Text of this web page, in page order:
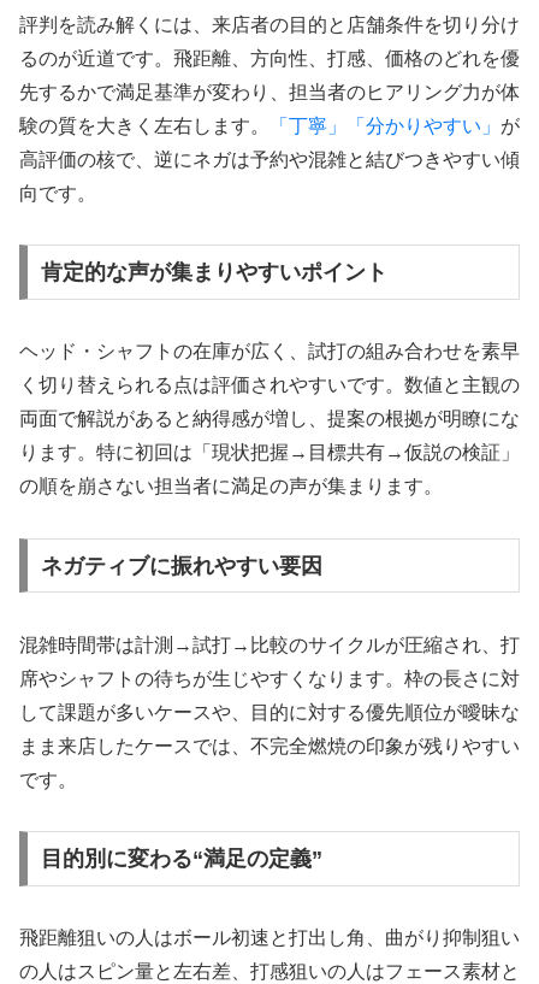
評判を読み解くには、来店者の目的と店舗条件を切り分け
るのが近道です。飛距離、方向性、打感、価格のどれを優
先するかで満足基準が変わり、担当者のヒアリング力が体
験の質を大きく左右します。
「丁寧」「分かりやすい」 が
高評価の核で、逆にネガは予約や混雑と結びつきやすい傾
向です。
肯定的な声が集まりやすいポイント
ヘッド・シャフトの在庫が広く、試打の組み合わせを素早
く切り替えられる点は評価されやすいです。数値と主観の
両面で解説があると納得感が増し、提案の根拠が明瞭にな
ります。特に初回は「現状把握→目標共有→仮説の検証」
の順を崩さない担当者に満足の声が集まります。
ネガティブに振れやすい要因
混雑時間帯は計測→試打→比較のサイクルが圧縮され、打
席やシャフトの待ちが生じやすくなります。枠の長さに対
して課題が多いケースや、目的に対する優先順位が曖昧な
まま来店したケースでは、不完全燃焼の印象が残りやすい
です。
目的別に変わる“満足の定義”
飛距離狙いの人はボール初速と打出し角、曲がり抑制狙い
の人はスピン量と左右差、打感狙いの人はフェース素材と